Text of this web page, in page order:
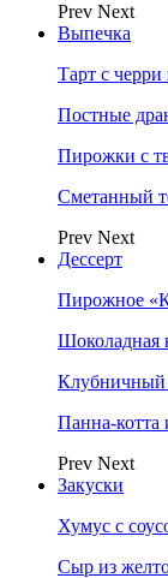
Prev Next
Выпечка
Тарт с
Постные
Пирожки с
Сметанный
Prev Next
Дессерт
Пирожное
Шоколадная
Клубничный
Панна-котта
Prev Next
Закуски
Хумус с
Сыр из